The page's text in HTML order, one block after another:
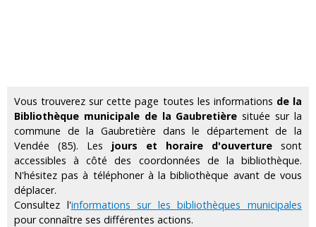
Vous trouverez sur cette page toutes les informations de la
Bibliothèque municipale de la Gaubretière située sur la
commune de la Gaubretière dans le département de la
Vendée (85). Les jours et horaire d'ouverture sont
accessibles à côté des coordonnées de la bibliothèque.
N'hésitez pas à téléphoner à la bibliothèque avant de vous
déplacer.
Consultez l'informations sur les bibliothèques municipales
pour connaître ses différentes actions.